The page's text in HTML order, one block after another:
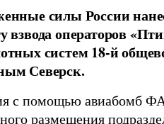
силы России
взвода операторов
систем 18-й
Северск.
с помощью авиабомб
размещения